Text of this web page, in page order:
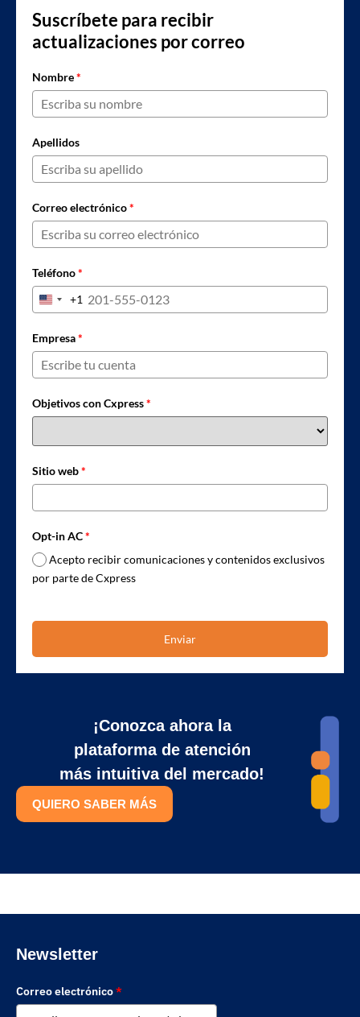
Suscríbete para recibir
actualizaciones por correo
Nombre*
Apellidos
Correo electrónico*
Teléfono*
United States +1
+1
Empresa*
Objetivos con Cxpress*
Sitio web*
Opt-in AC*
Acepto recibir comunicaciones y contenidos exclusivos
por parte de Cxpress
Enviar
¡Conozca ahora la
plataforma de atención
más intuitiva del mercado!
QUIERO SABER MÁS
Newsletter
Correo electrónico*